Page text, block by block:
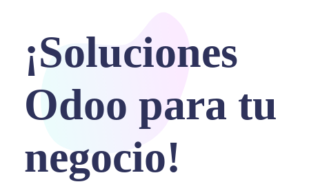
¡Soluciones
Odoo para tu
negocio!